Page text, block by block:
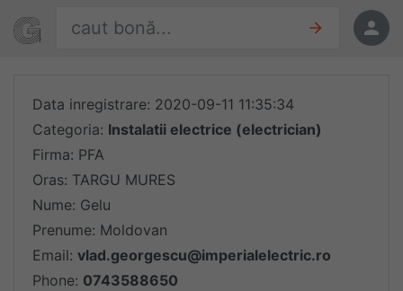
Găsește oferte
Oferte
Data inregistrare: 2020-09-11 11:35:34
Categoria: Instalatii electrice (electrician)
Firma: PFA
Oras: TARGU MURES
Nume: Gelu
Prenume: Moldovan
Email: vlad.georgescu@imperialelectric.ro
Phone: 0743588650